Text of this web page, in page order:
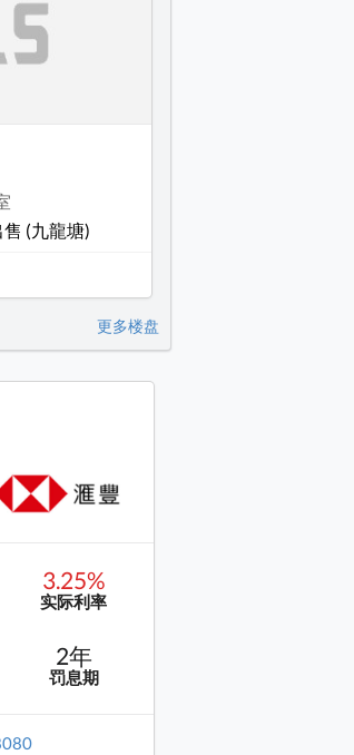
(九龍塘)
更多楼盘
3.25%
实际利率
2年
罚息期